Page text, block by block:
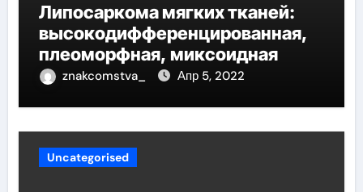
Липосаркома мягких тканей:
высокодифференцированная,
плеоморфная, миксоидная
znakcomstva_ Апр 5, 2022
Uncategorised